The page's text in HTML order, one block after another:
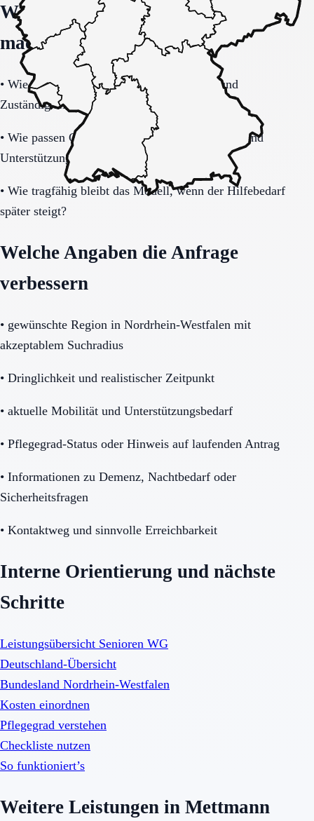
Welche Fragen den Unterschied
machen
• Wie verbindlich sind Betreuung, Präsenz und
Zuständigkeiten im Alltag geregelt?
• Wie passen Gemeinschaftsleben, Privatsphäre und
Unterstützungsbedarf zusammen?
• Wie tragfähig bleibt das Modell, wenn der Hilfebedarf
später steigt?
Welche Angaben die Anfrage
verbessern
• gewünschte Region in Nordrhein-Westfalen mit
akzeptablem Suchradius
• Dringlichkeit und realistischer Zeitpunkt
• aktuelle Mobilität und Unterstützungsbedarf
• Pflegegrad-Status oder Hinweis auf laufenden Antrag
• Informationen zu Demenz, Nachtbedarf oder
Sicherheitsfragen
• Kontaktweg und sinnvolle Erreichbarkeit
Interne Orientierung und nächste
Schritte
Leistungsübersicht Senioren WG
Deutschland-Übersicht
Bundesland Nordrhein-Westfalen
Kosten einordnen
Pflegegrad verstehen
Checkliste nutzen
So funktioniert’s
Weitere Leistungen in Mettmann